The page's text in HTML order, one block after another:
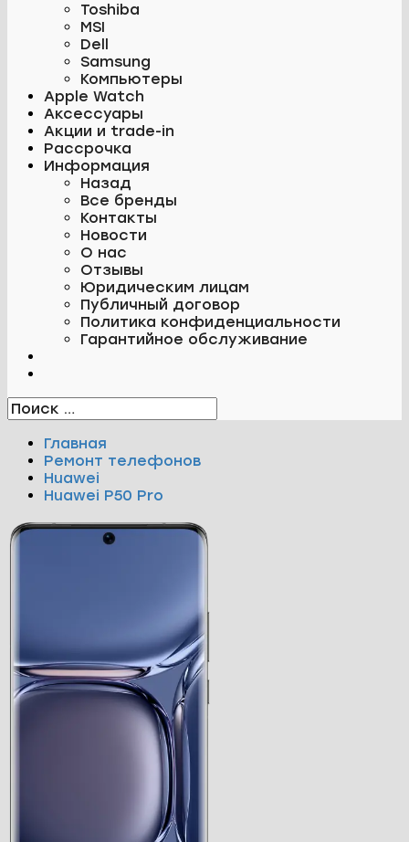
Toshiba
MSI
Dell
Samsung
Компьютеры
Apple Watch
Аксессуары
Акции и trade-in
Рассрочка
Информация
Назад
Все бренды
Контакты
Новости
О нас
Отзывы
Юридическим лицам
Публичный договор
Политика конфиденциальности
Гарантийное обслуживание